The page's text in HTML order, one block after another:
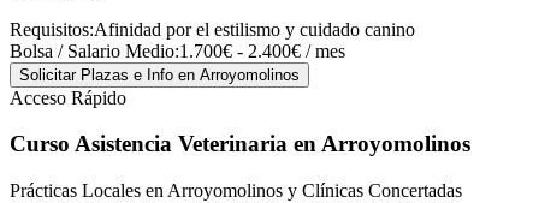
Requisitos:Afinidad por el estilismo y cuidado canino
Bolsa / Salario Medio:1.700€ - 2.400€ / mes
Solicitar Plazas e Info en Arroyomolinos
Acceso Rápido
Curso Asistencia Veterinaria en Arroyomolinos
Prácticas Locales en Arroyomolinos y Clínicas Concertadas